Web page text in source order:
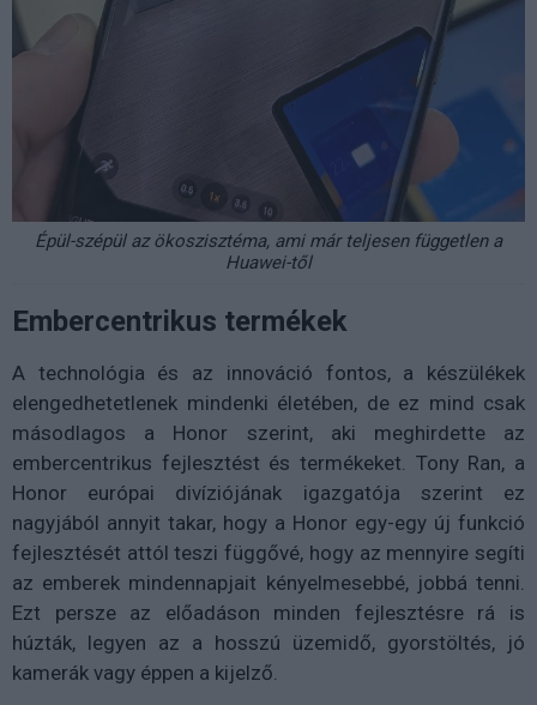
Épül-szépül az ökoszisztéma, ami már teljesen független a
Huawei-től
Embercentrikus termékek
A technológia és az innováció fontos, a készülékek
elengedhetetlenek mindenki életében, de ez mind csak
másodlagos a Honor szerint, aki meghirdette az
embercentrikus fejlesztést és termékeket. Tony Ran, a
Honor európai divíziójának igazgatója szerint ez
nagyjából annyit takar, hogy a Honor egy-egy új funkció
fejlesztését attól teszi függővé, hogy az mennyire segíti
az emberek mindennapjait kényelmesebbé, jobbá tenni.
Ezt persze az előadáson minden fejlesztésre rá is
húzták, legyen az a hosszú üzemidő, gyorstöltés, jó
kamerák vagy éppen a kijelző.